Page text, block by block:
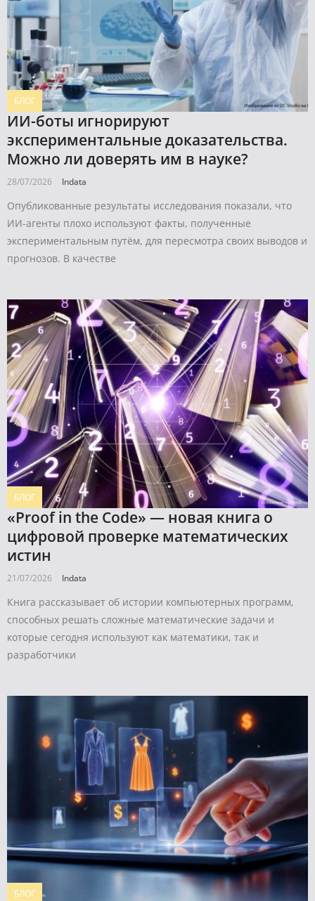
БЛОГ
ИИ-боты игнорируют
экспериментальные доказательства.
Можно ли доверять им в науке?
28/07/2026 Indata
Опубликованные результаты исследования показали, что
ИИ-агенты плохо используют факты, полученные
экспериментальным путём, для пересмотра своих выводов и
прогнозов. В качестве
БЛОГ
«Proof in the Code» — новая книга о
цифровой проверке математических
истин
21/07/2026 Indata
Книга рассказывает об истории компьютерных программ,
способных решать сложные математические задачи и
которые сегодня используют как математики, так и
разработчики
БЛОГ